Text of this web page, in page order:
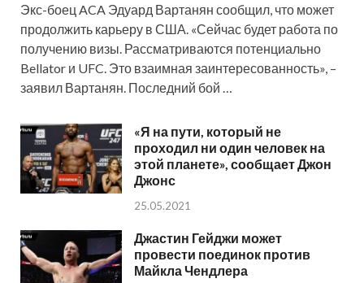
Экс-боец ACA Эдуард Вартанян сообщил, что может
продолжить карьеру в США. «Сейчас будет работа по
получению визы. Рассматриваются потенциально
Bellator и UFC. Это взаимная заинтересованность», –
заявил Вартанян. Последний бой …
«Я на пути, который не
проходил ни один человек на
этой планете», сообщает Джон
Джонс
25.05.2021
Джастин Гейджи может
провести поединок против
Майкла Чендлера